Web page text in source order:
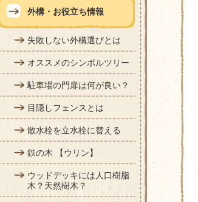
外構・お役立ち情報
失敗しない外構選びとは
オススメのシンボルツリー
駐車場の門扉は何が良い？
目隠しフェンスとは
散水栓を立水栓に替える
鉄の木 【ウリン】
ウッドデッキには人口樹脂
木？天然樹木？